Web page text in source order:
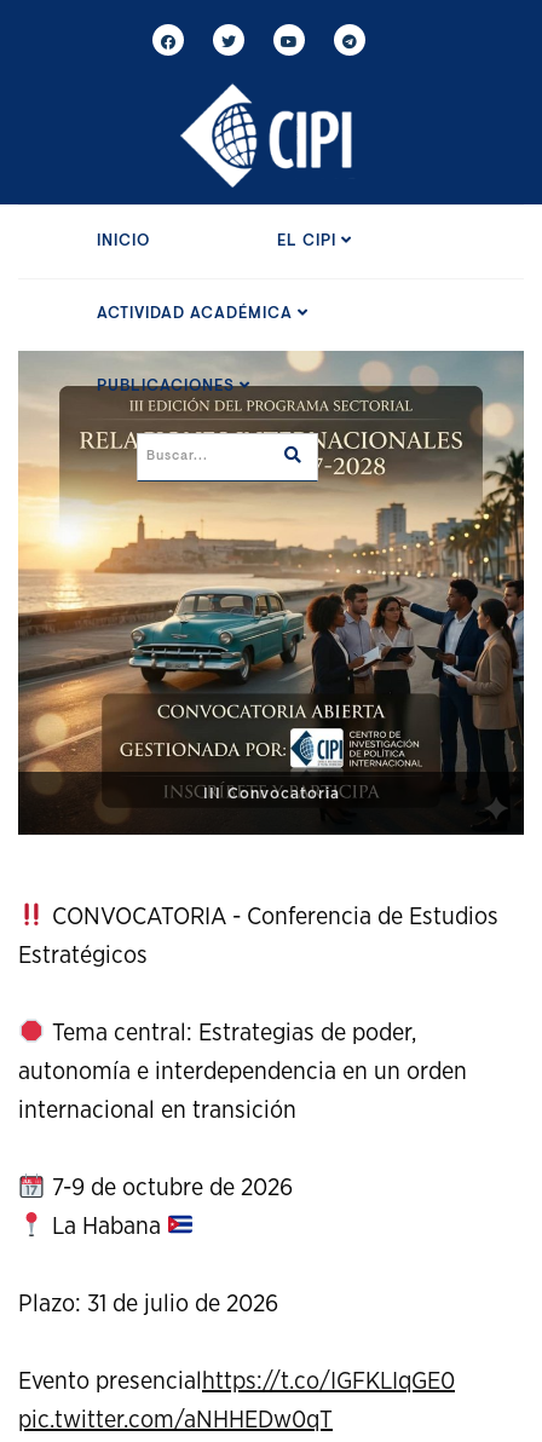
INICIO EL CIPI
ACTIVIDAD ACADÉMICA
PUBLICACIONES
XI Conference on Strategic Studies
CONVOCATORIA - Conferencia de Estudios
Estratégicos
Tema central: Estrategias de poder,
autonomía e interdependencia en un orden
internacional en transición
7-9 de octubre de 2026
La Habana
Plazo: 31 de julio de 2026
Evento presencial https://t.co/IGFKLIqGE0
pic.twitter.com/aNHHEDw0qT